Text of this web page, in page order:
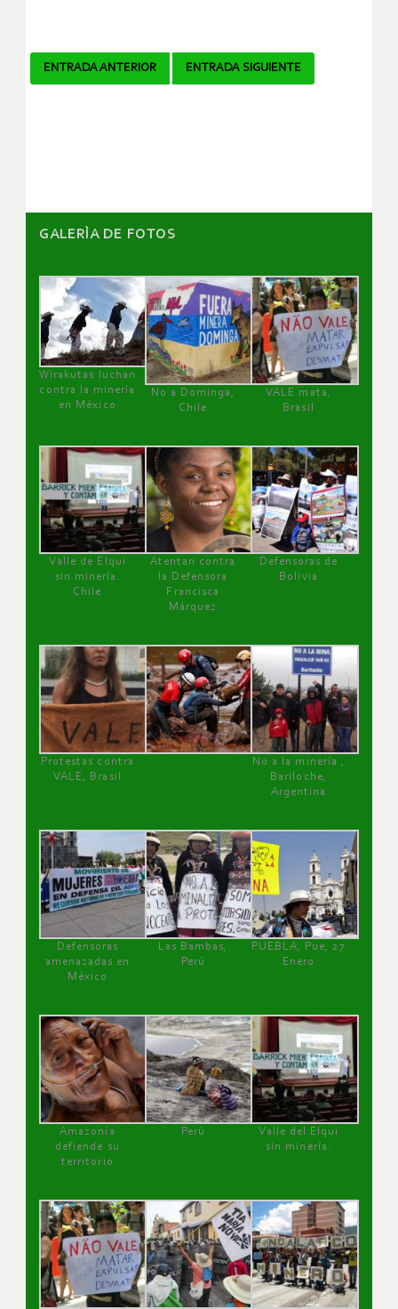
Navegador
ENTRADA ANTERIOR ENTRADA SIGUIENTE
GALERÌA DE FOTOS
Wirakutas luchan
contra la minería
en México
No a Dominga,
Chile
VALE mata,
Brasil
Valle de Elqui
sin minería.
Chile
Atentan contra
la Defensora
Francisca
Márquez
Defensoras de
Bolivia
Protestas contra
VALE, Brasil
No a la minería ,
Bariloche,
Argentina
Defensoras
amenazadas en
México
Las Bambas,
Perú
PUEBLA, Pue, 27
Enero
Amazonía
defiende su
territorio
Perú
Valle del Elqui
sin minería.